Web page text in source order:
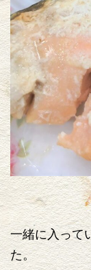
一緒に入って
た。